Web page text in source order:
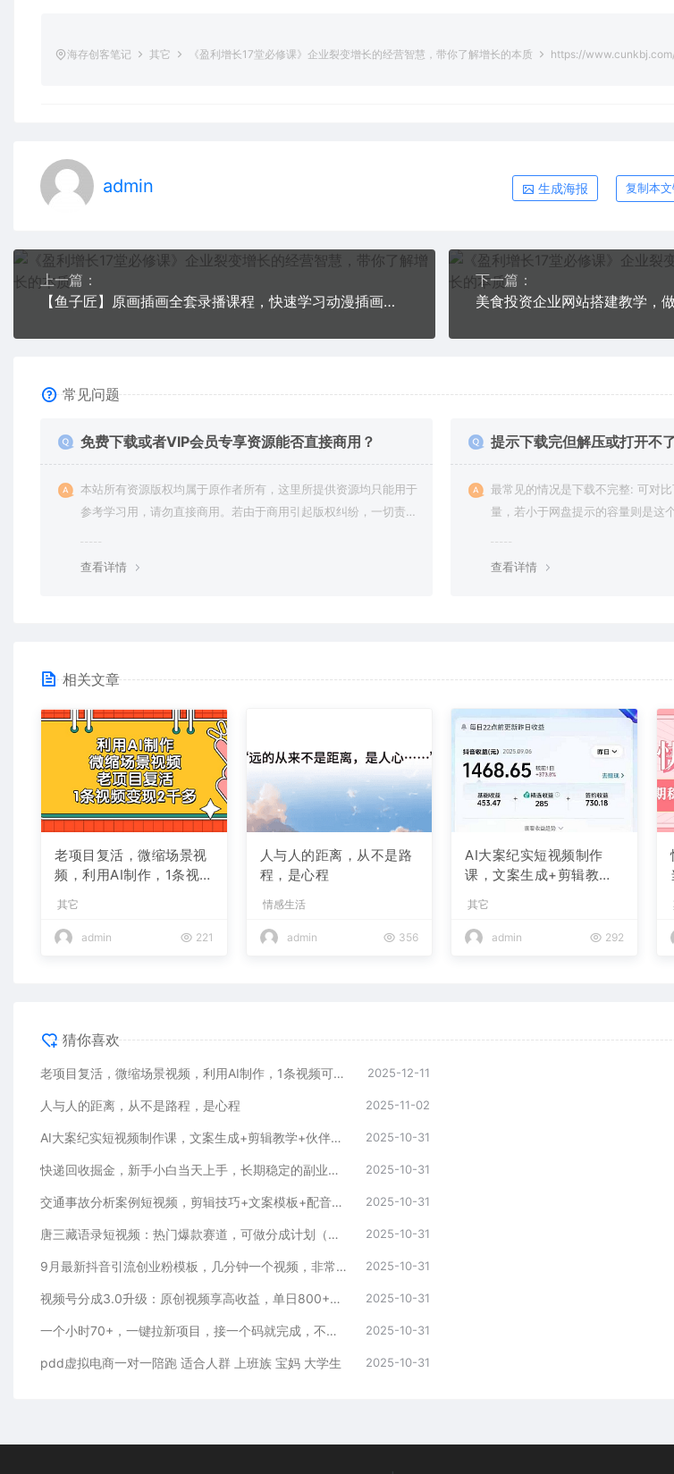
海存创客笔记 其它 《盈利增长17堂必修课》企业裂变增长的经营智慧，带你了解增长的本质 https://
admin 生成海报 复制本
上一篇：
【鱼子匠】原画插画全套录播课程，快速学习动漫插画技术
下一篇：
常见问题
免费下载或者VIP会员专享资源能否直接商用？
本站所有资源版权均属于原作者所有，这里所提供资源均只能用于
参考学习用，请勿直接商用。若由于商用引起版权纠纷，一切责任
查看详情
提示下载完但解压或打开不
最常见的情况是下载不完整: 可对
量，若小于网盘提示的容量则是这
查看详情
相关文章
老项目复活，微缩场景视
频，利用AI制作，1条视频
其它
admin 221
人与人的距离，从不是路
程，是心程
情感生活
admin 356
AI大案纪实短视频制作
课，文案生成+剪辑教学
其它
admin 292
猜你喜欢
老项目复活，微缩场景视频，利用AI制作，1条视频可变现2千多！ 2025-12-11
人与人的距离，从不是路程，是心程 2025-11-02
AI大案纪实短视频制作课，文案生成+剪辑教学+伙伴计划 2025-10-31
快递回收掘金，新手小白当天上手，长期稳定的副业，轻松日入 2000+ 2025-10-31
交通事故分析案例短视频，剪辑技巧+文案模板+配音教学 2025-10-31
唐三藏语录短视频：热门爆款赛道，可做分成计划（视频+软件） 2025-10-31
9月最新抖音引流创业粉模板，几分钟一个视频，非常暴力，小白直接可上手操作! 2025-10-31
视频号分成3.0升级：原创视频享高收益，单日800+轻松实现 2025-10-31
一个小时70+，一键拉新项目，接一个码就完成，不需要回传 2025-10-31
pdd虚拟电商一对一陪跑 适合人群 上班族 宝妈 大学生 2025-10-31